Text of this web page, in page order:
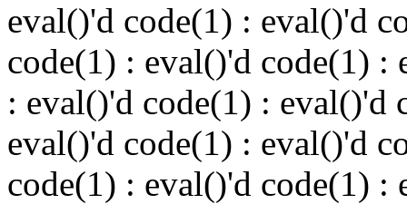
eval()'d code(1) : eval()'d
code(1) : eval()'d code(1) :
: eval()'d code(1) : eval()'d
eval()'d code(1) : eval()'d
code(1) : eval()'d code(1) :